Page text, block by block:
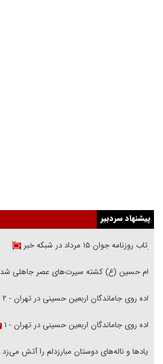
پیشنهاد سردبیر
بازتاب روزنامه جوان ۱۵ مرداد در شبکه خبر
امام حسین (ع) کشته سیرت‌های عصر جاهلی شد
پیاده روی جاماندگان اربعین حسینی در تهران - ۲
پیاده روی جاماندگان اربعین حسینی در تهران - ۱
فریاد‌ها و ناله‌های دوستان مبارزدلم را آتش می‌زد